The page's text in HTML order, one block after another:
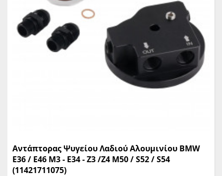
Αντάπτορας Ψυγείου Λαδιού Αλουμινίου BMW
E36 / E46 M3 - E34 - Z3 /Z4 M50 / S52 / S54
(11421711075)